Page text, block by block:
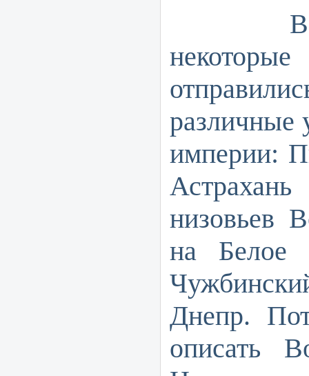
В
различные
империи:
низовьев
на Белое
Днепр.
описать